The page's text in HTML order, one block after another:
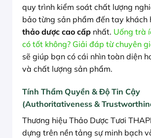
quy trình kiểm soát chất lượng
bảo từng sản phẩm đến tay khách
thảo dược cao cấp nhất. Uống trà
có tốt không? Giải đáp từ chuyên
sẽ giúp bạn có cái nhìn toàn diện
và chất lượng sản phẩm.
Tính Thẩm Quyền & Độ Tin Cậy
(Authoritativeness &
Thương hiệu Thảo Dược Tươi
dựng trên nền tảng sự minh bạch